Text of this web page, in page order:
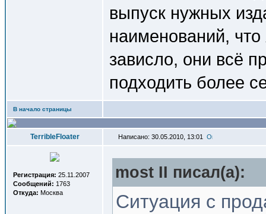
выпуск нужных
наименований,
зависло, они всё
подходить более
В начало страницы
TerribleFloater Написано: 30.05.2010, 13:01
Регистрация: 25.11.2007
Сообщений: 1763
Откуда: Москва
most II писал(a):
Ситуация с